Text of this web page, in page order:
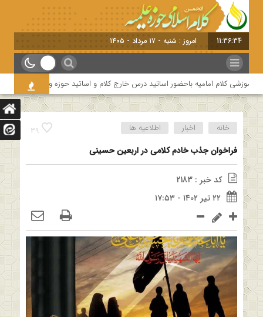
11:36:35 امروز : شنبه - ۱۷ مرداد - ۱۴۰۵
کلام امامیه باحضور اساتید درس خارج کلام و اساتید حوزه و دانشگاه
39 خانه اخبار اطلاعیه ها
فراخوان جذب خادم کلامی در اربعین حسینی
کد خبر : 2183
۲۲ تیر ۱۴۰۲ - ۱۷:۵۳